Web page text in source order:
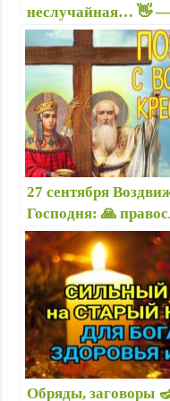
неслучайная… 👋
пяти случайных
стихи, фото с
смыслом в
27 сентября
Господня: 🙏
народные приметы,
можно делать,
Обряды, заговоры